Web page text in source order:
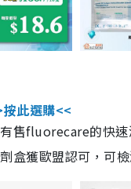
按此選購<<
售fluorecare的快
盒獲歐盟認可，可